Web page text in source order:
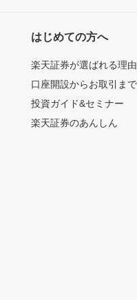
はじめての方へ
楽天証券が選ばれる理由
口座開設からお取引ま
投資ガイド&セミナー
楽天証券のあんしん